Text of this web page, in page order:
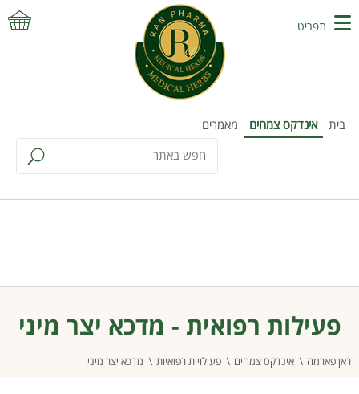
בית אינדקס צמחים מאמרים
תפריט
פעילות רפואית - מדכא יצר מיני
ראן פארמה אינדקס צמחים פעילויות רפואיות מדכא יצר מיני